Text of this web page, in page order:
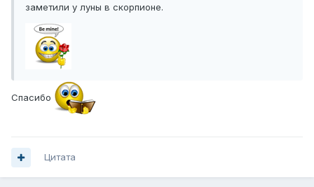
заметили у луны в скорпионе.
Спасибо
Цитата